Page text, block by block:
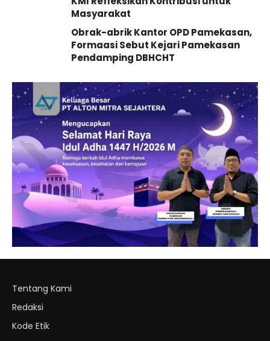
Masyarakat
Obrak-abrik Kantor OPD Pamekasan,
Formaasi Sebut Kejari Pamekasan
Pendamping DBHCHT
Tentang Kami
Redaksi
Kode Etik